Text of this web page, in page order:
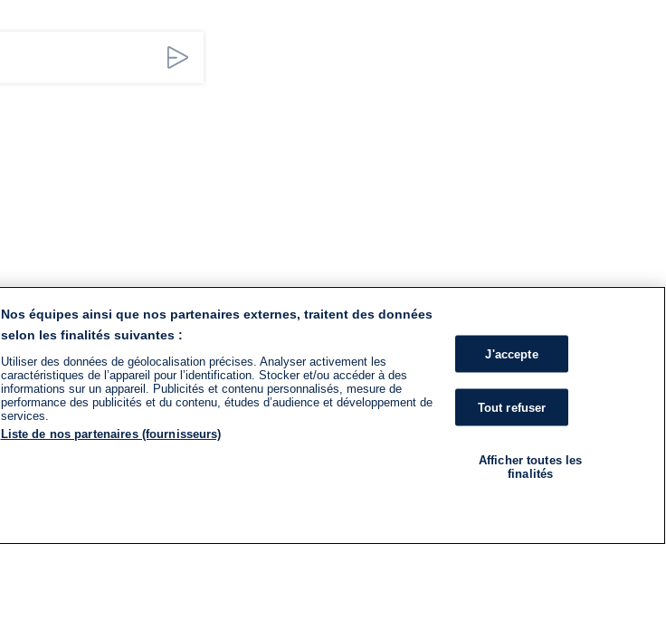
Nos équipes ainsi que nos partenaires externes, traitent des données
selon les finalités suivantes :
Utiliser des données de géolocalisation précises. Analyser activement les
caractéristiques de l’appareil pour l’identification. Stocker et/ou accéder à des
informations sur un appareil. Publicités et contenu personnalisés, mesure de
performance des publicités et du contenu, études d’audience et développement de
services.
Liste de nos partenaires (fournisseurs)
J'accepte
Tout refuser
Afficher toutes les
finalités